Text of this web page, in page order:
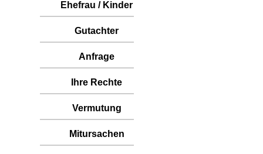
Ehefrau / Kinder
Gutachter
Anfrage
Ihre Rechte
Vermutung
Mitursachen